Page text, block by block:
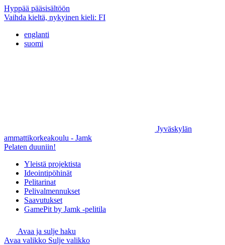
Hyppää pääsisältöön
Vaihda kieltä, nykyinen kieli: FI
englanti
suomi
Jyväskylän
ammattikorkeakoulu - Jamk
Pelaten duuniin!
Yleistä projektista
Ideointipöhinät
Pelitarinat
Pelivalmennukset
Saavutukset
GamePit by Jamk -pelitila
Avaa ja sulje haku
Avaa valikko Sulje valikko